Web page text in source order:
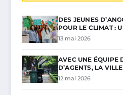
DES JEUNES
POUR LE CLIMAT :
13 mai 2026
AVEC UNE ÉQUIPE
D’AGENTS, LA
12 mai 2026